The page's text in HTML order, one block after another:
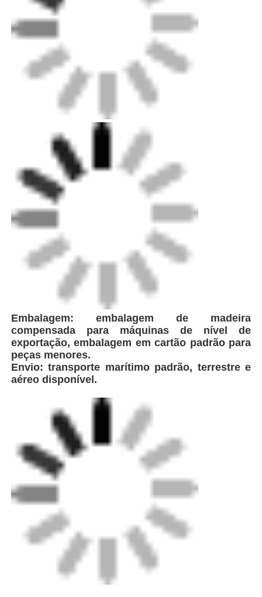
Embalagem: embalagem de madeira
compensada para máquinas de nível de
exportação, embalagem em cartão padrão para
peças menores.
Envio: transporte marítimo padrão, terrestre e
aéreo disponível.